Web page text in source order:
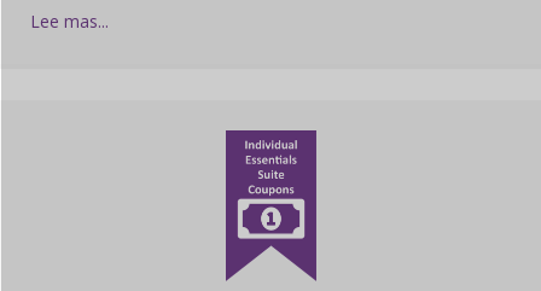
Lee mas...